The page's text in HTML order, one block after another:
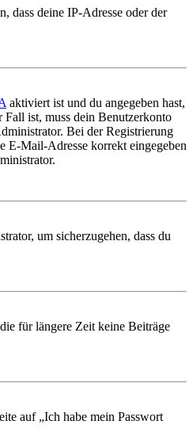
dass deine IP-Adresse oder der
aktiviert ist und du angegeben hast,
Fall ist, muss dein Benutzerkonto
Bei der Registrierung
E-Mail-Adresse korrekt eingegeben
um sicherzugehen, dass du
für längere Zeit keine Beiträge
auf „Ich habe mein Passwort